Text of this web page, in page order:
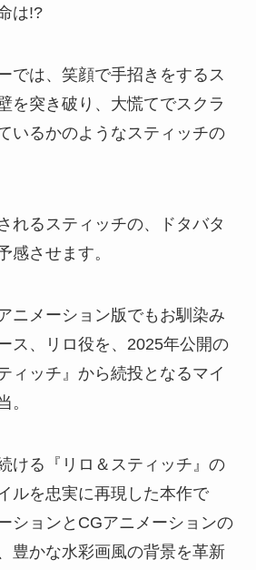
は!?
では、笑顔で手招きをするス
を突き破り、大慌てでスクラ
いるかのようなスティッチの
れるスティッチの、ドタバタ
感させます。
ニメーション版でもお馴染み
ス、リロ役を、2025年公開の
ィッチ』から続投となるマイ
。
ける『リロ＆スティッチ』の
ルを忠実に再現した本作で
ションとCGアニメーションの
豊かな水彩画風の背景を革新